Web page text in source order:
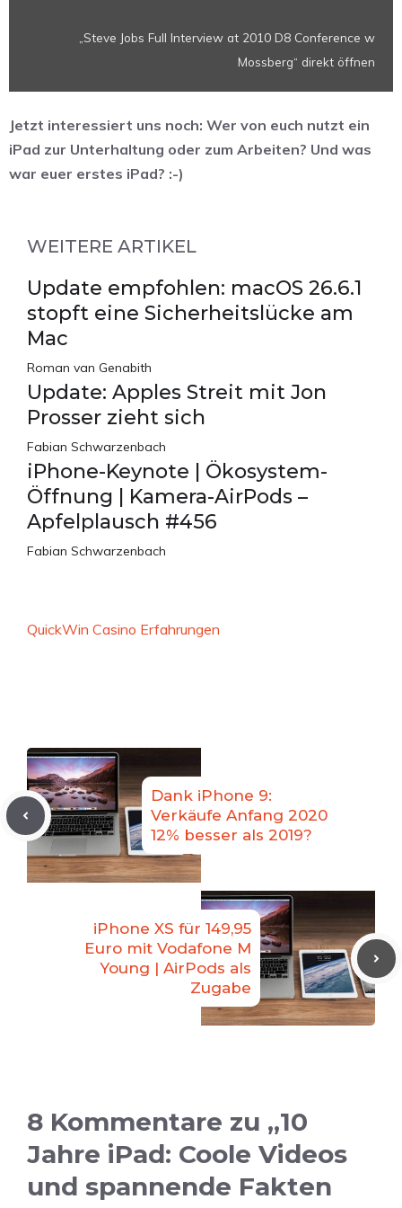
„Steve Jobs Full Interview at 2010 D8 Conference w
Mossberg“ direkt öffnen
Jetzt interessiert uns noch: Wer von euch nutzt ein
iPad zur Unterhaltung oder zum Arbeiten? Und was
war euer erstes iPad? :-)
WEITERE ARTIKEL
Update empfohlen: macOS 26.6.1
stopft eine Sicherheitslücke am
Mac
Roman van Genabith
Update: Apples Streit mit Jon
Prosser zieht sich
Fabian Schwarzenbach
iPhone-Keynote | Ökosystem-
Öffnung | Kamera-AirPods –
Apfelplausch #456
Fabian Schwarzenbach
QuickWin Casino Erfahrungen
Dank iPhone 9:
Verkäufe Anfang 2020
12% besser als 2019?
iPhone XS für 149,95
Euro mit Vodafone M
Young | AirPods als
Zugabe
8 Kommentare zu „10
Jahre iPad: Coole Videos
und spannende Fakten